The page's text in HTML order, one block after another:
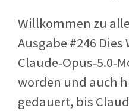
Willkommen zu
Ausgabe #246
worden und auch
gedauert, bis